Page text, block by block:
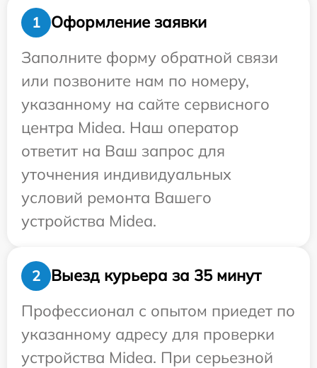
1
Оформление заявки
Заполните форму обратной связи
или позвоните нам по номеру,
указанному на сайте сервисного
центра Midea. Наш оператор
ответит на Ваш запрос для
уточнения индивидуальных
условий ремонта Вашего
устройства Midea.
2
Выезд курьера за 35 минут
Профессионал с опытом приедет по
указанному адресу для проверки
устройства Midea. При серьезной